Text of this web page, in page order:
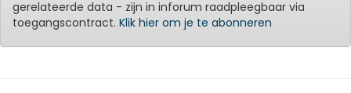
gerelateerde data - zijn in inforum raadpleegbaar via
toegangscontract. Klik hier om je te abonneren